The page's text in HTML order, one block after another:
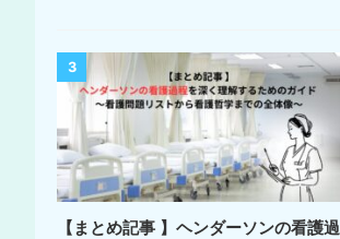
3
【まとめ記事 】ヘンダーソンの看護過